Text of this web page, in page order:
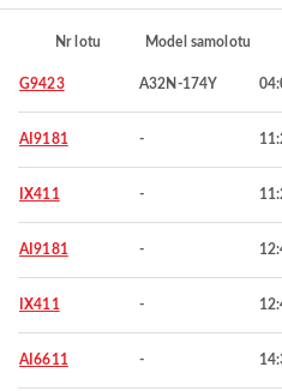
Nr lotu Model samolotu
G9423 A32N-174Y
AI9181 -
IX411 -
AI9181 -
IX411 -
AI6611 -